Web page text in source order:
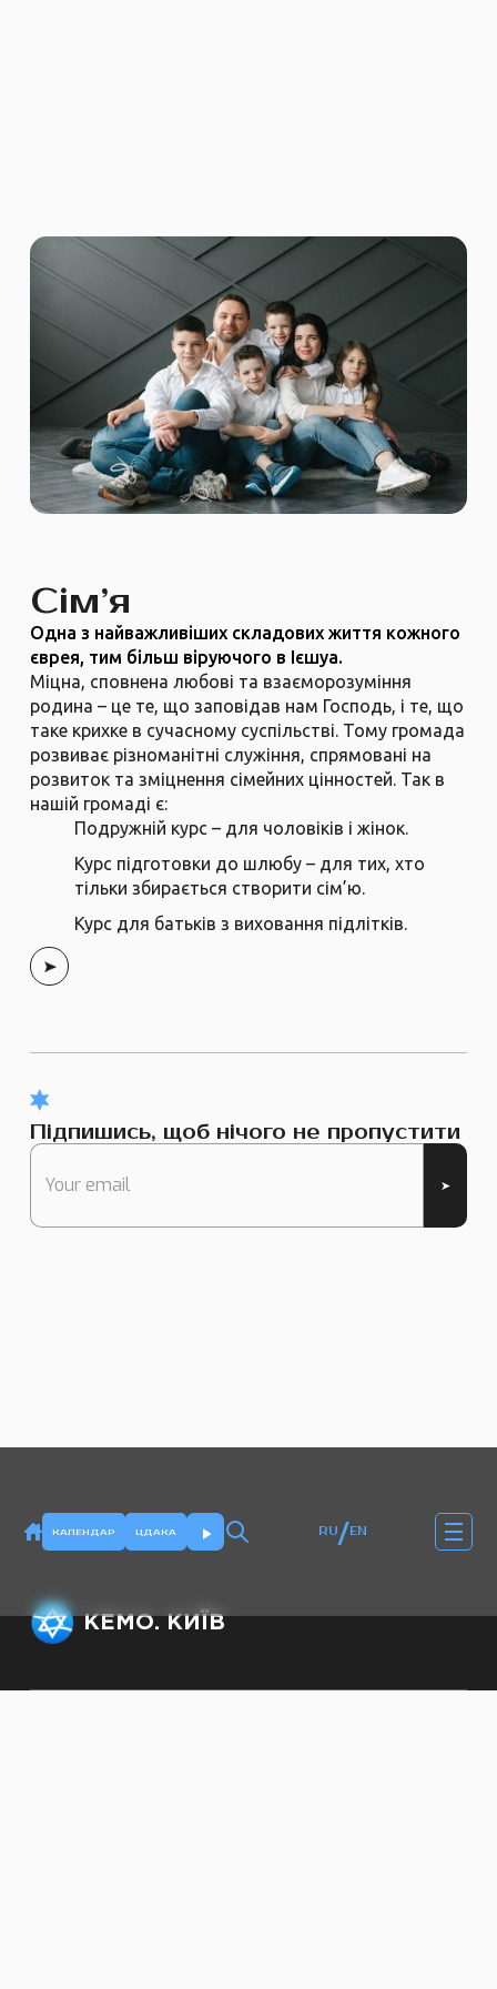
Сім’я
Одна з найважливіших складових життя кожного
єврея, тим більш віруючого в Ієшуа.
Міцна, сповнена любові та взаєморозуміння
родина – це те, що заповідав нам Господь, і те, що
таке крихке в сучасному суспільстві. Тому громада
розвиває різноманітні служіння, спрямовані на
розвиток та зміцнення сімейних цінностей. Так в
нашій громаді є:
Подружній курс – для чоловіків і жінок.
Курс підготовки до шлюбу – для тих, хто
тільки збирається створити сім’ю.
Курс для батьків з виховання підлітків.
Підпишись, щоб нічого не пропустити
КАЛЕНДАР ЦДАКА RU/EN
КЕМО. КИЇВ